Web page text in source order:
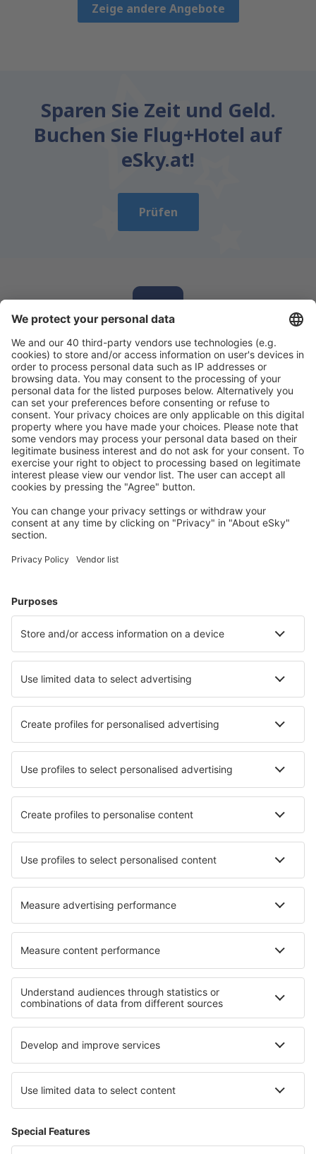
Zeige andere Angebote
Sparen Sie Zeit und Geld.
Buchen Sie Flug+Hotel auf
eSky.at!
Prüfen
Laden Sie unsere App herunterund planen
Sie Ihre Reisen
Reise planen
Flüge
Kurzurlaub
Urlaub
Hotels
Parkplätze
Transfers
Sehenswürdigkeiten
Sportveranstaltungen
Mehr Infos
Mobile app
Fluggesellschaften
Ryanair
Austrian Airliens
WizzAir
Lufthansa
Turkish Airlines
Über eSky
AGB
Meine Reservierung
Datenschutz
Hilfe und Kontakt
Privatsphäre
Länder